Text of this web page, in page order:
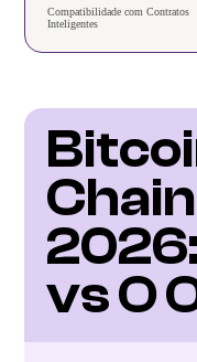
Compatibilidade com Contratos
Inteligentes
vs O